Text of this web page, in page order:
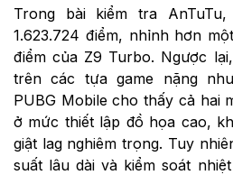
Trong bài kiểm tra
1.623.724 điểm, nhỉnh hơn
điểm của Z9 Turbo. Ngược
trên các tựa game nặng
PUBG Mobile cho thấy cả hai
ở mức thiết lập đồ họa cao,
giật lag nghiêm trọng. Tuy
suất lâu dài và kiểm soát